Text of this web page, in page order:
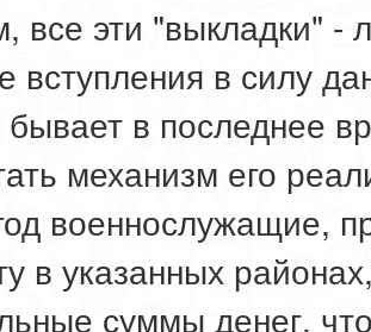
все эти "выкладки" -
вступления в силу
бывает в последнее
механизм его
военнослужащие,
в указанных
суммы денег,